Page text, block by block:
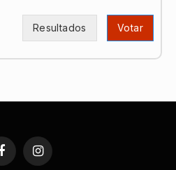
Resultados Votar
FacebookInstagram